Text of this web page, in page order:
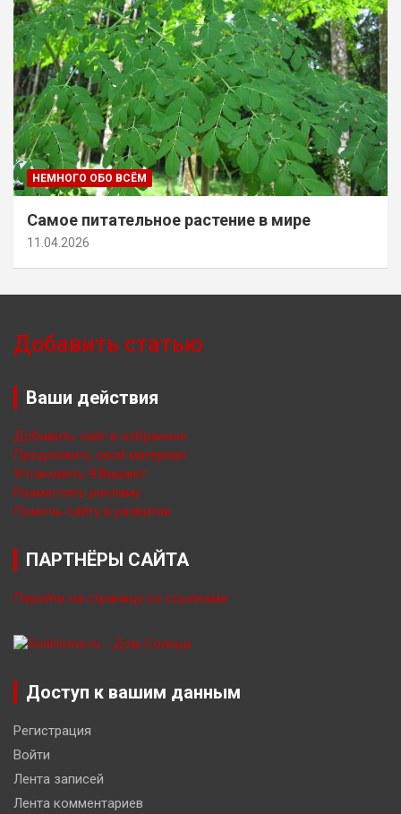
НЕМНОГО ОБО ВСЁМ
Самое питательное растение в мире
11.04.2026
Добавить статью
Ваши действия
Добавить сайт в избранное
Предложить свой материал
Установить Я.Виджет
Разместить рекламу
Помочь сайту в развитии
ПАРТНЁРЫ САЙТА
Перейти на страницу со ссылками
Доступ к вашим данным
Регистрация
Войти
Лента записей
Лента комментариев